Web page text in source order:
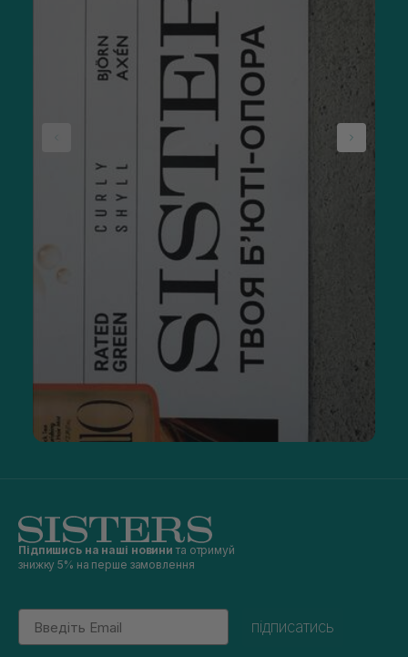
Підпишись на наші новини та отримуй
знижку 5% на перше замовлення
Email
підписатись